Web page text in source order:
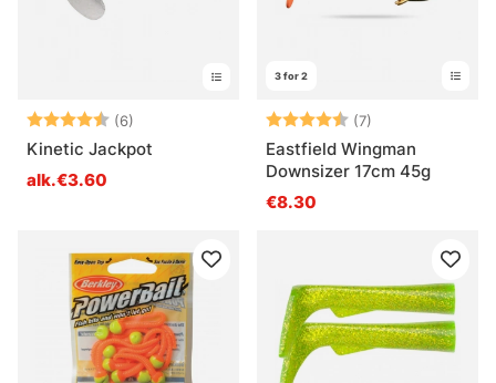
Arvio: (6)
4.5 5:sta tähdestä
Kinetic Jackpot
alk.€3.60
3 for 2
Arvio: (7)
Eastfield Wingman
Downsizer 17cm 45g
€8.30